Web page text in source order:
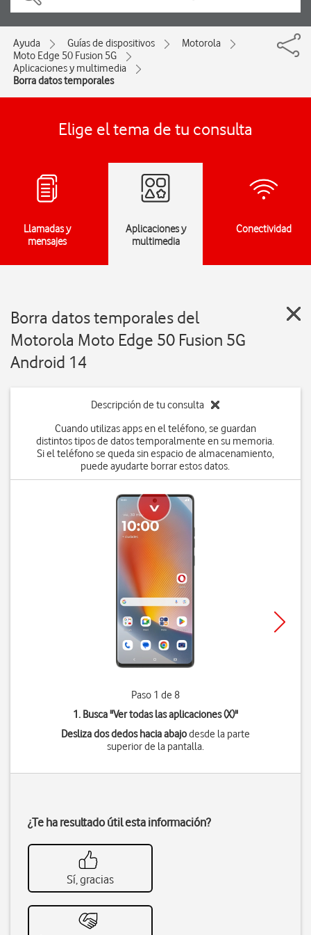
Ayuda Guías de dispositivos
Motorola
Moto Edge 50 Fusion 5G
Aplicaciones y multimedia
Borra datos temporales
Elige el tema de tu consulta
Llamadas y
mensajes
Aplicaciones y
multimedia
Conectividad
Borra datos temporales del
Motorola Moto Edge 50 Fusion 5G
Android 14
Descripción de tu consulta
Cuando utilizas apps en el teléfono, se guardan
distintos tipos de datos temporalmente en su memoria.
Si el teléfono se queda sin espacio de almacenamiento,
puede ayudarte borrar estos datos.
Paso 1 de 8
1. Busca "Ver todas las aplicaciones (X)"
Desliza dos dedos hacia abajodesde la parte
superior de la pantalla.
¿Te ha resultado útil esta información?
Sí, gracias